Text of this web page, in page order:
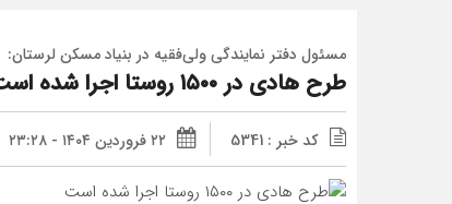
مسئول دفتر نمایندگی ولی‌فقیه در بنیاد مسکن لرستان:
طرح هادی در ۱۵۰۰ روستا اجرا شده است
کد خبر : 5341 ۲۲ فروردین ۱۴۰۴ - ۲۳:۲۸